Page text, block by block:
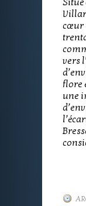
cœur
vers
flore
une